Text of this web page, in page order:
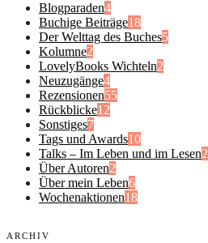
Blogparaden4
Buchige Beiträge18
Der Welttag des Buches5
Kolumne2
LovelyBooks Wichteln2
Neuzugänge4
Rezensionen55
Rückblicke12
Sonstiges7
Tags und Awards10
Talks – Im Leben und im Lesen2
Über Autoren2
Über mein Leben6
Wochenaktionen18
ARCHIV